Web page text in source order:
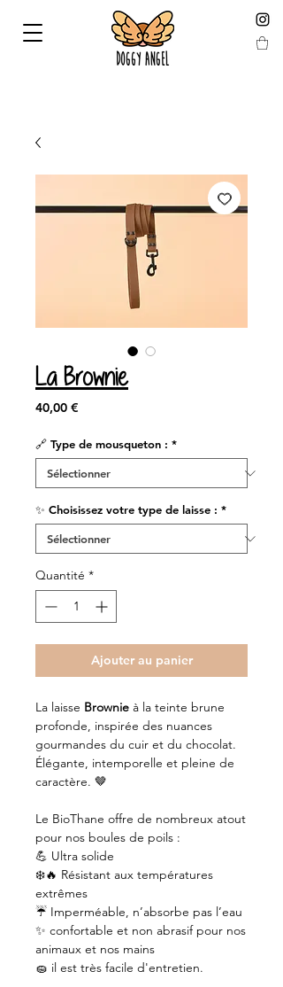
La Brownie
40,00 €
🔗 Type de mousqueton : *
✨ Choisissez votre type de laisse : *
Quantité *
Ajouter au panier
La laisse Brownie à la teinte brune
profonde, inspirée des nuances
gourmandes du cuir et du chocolat.
Élégante, intemporelle et pleine de
caractère. 🤎
Le BioThane offre de nombreux atout
pour nos boules de poils :
💪 Ultra solide
❄️🔥 Résistant aux températures
extrêmes
☔️ Imperméable, n’absorbe pas l’eau
✨ confortable et non abrasif pour nos
animaux et nos mains
🧽 il est très facile d'entretien.